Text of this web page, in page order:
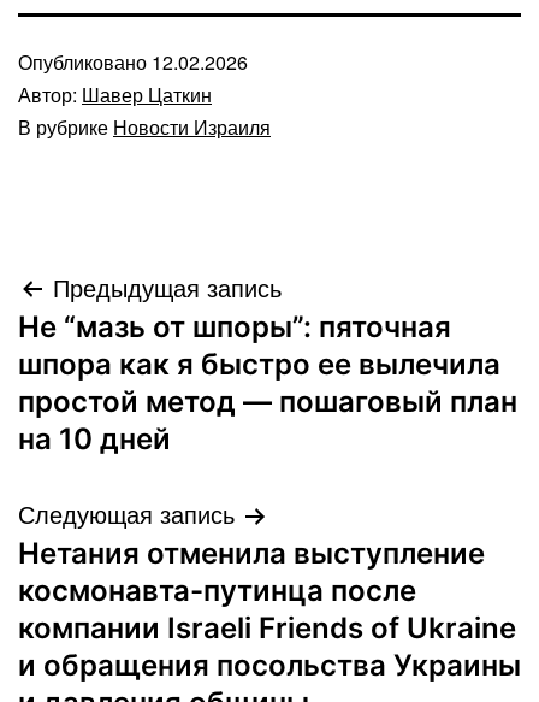
Опубликовано 12.02.2026
Автор: Шавер Цаткин
В рубрике Новости Израиля
Навигация
по
записям
Предыдущая запись
Не “мазь от шпоры”: пяточная
шпора как я быстро ее вылечила
простой метод — пошаговый план
на 10 дней
Следующая запись
Нетания отменила выступление
космонавта-путинца после
компании Israeli Friends of Ukraine
и обращения посольства Украины